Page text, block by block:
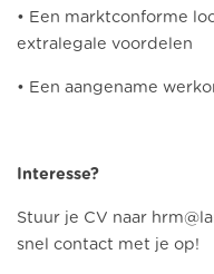
• Een marktconforme
extralegale voordelen
• Een aangename
Interesse?
Stuur je CV naar
snel contact met je op!